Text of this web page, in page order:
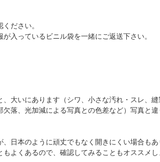
ださい。
入っているビニル袋を一緒にご返送下さい。
、大いにあります（シワ、小さな汚れ・スレ、
落、光加減による写真との色差など）写真と
、日本のように頑丈でもなく開きにくい場合も
よくあるので、確認してみることもオススメし